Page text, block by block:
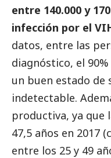
entre 140.000 y
infección por el
datos, entre las
diagnóstico, el
un buen estado de
indetectable.
productiva, ya que
47,5 años en 2017
entre los 25 y 49